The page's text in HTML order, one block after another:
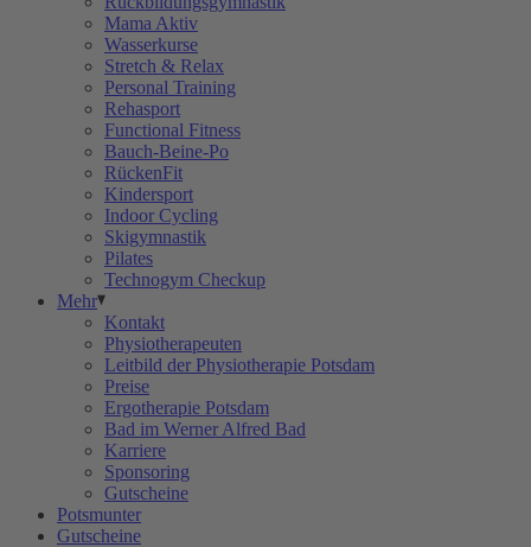
Mama Aktiv
Wasserkurse
Stretch & Relax
Personal Training
Rehasport
Functional Fitness
Bauch-Beine-Po
RückenFit
Kindersport
Indoor Cycling
Skigymnastik
Pilates
Technogym Checkup
Mehr
Kontakt
Physiotherapeuten
Leitbild der Physiotherapie Potsdam
Preise
Ergotherapie Potsdam
Bad im Werner Alfred Bad
Karriere
Sponsoring
Gutscheine
Potsmunter
Gutscheine